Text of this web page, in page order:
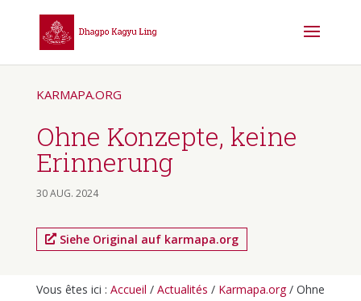
KARMAPA.ORG
Ohne Konzepte, keine
Erinnerung
30 AUG. 2024
Siehe Original auf karmapa.org
Vous êtes ici : Accueil / Actualités / Karmapa.org/ Ohne